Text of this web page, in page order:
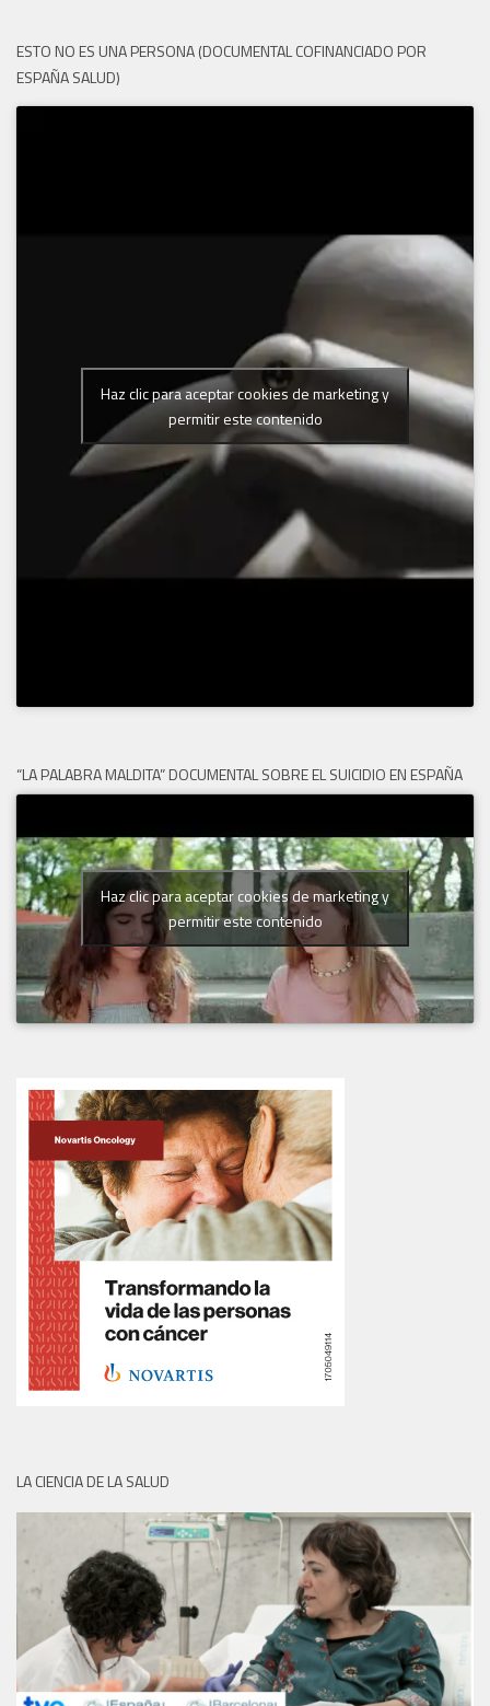
ESTO NO ES UNA PERSONA (DOCUMENTAL COFINANCIADO POR
ESPAÑA SALUD)
Haz clic para aceptar cookies de marketing y
permitir este contenido
“LA PALABRA MALDITA” DOCUMENTAL SOBRE EL SUICIDIO EN ESPAÑA
Haz clic para aceptar cookies de marketing y
permitir este contenido
LA CIENCIA DE LA SALUD